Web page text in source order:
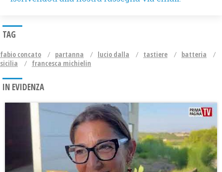
TAG
fabio concato partanna lucio dalla tastiere
batteria
sicilia
francesca michielin
IN EVIDENZA